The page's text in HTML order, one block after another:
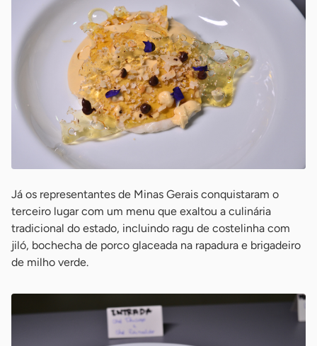
Já os representantes de Minas Gerais conquistaram o
terceiro lugar com um menu que exaltou a culinária
tradicional do estado, incluindo ragu de costelinha com
jiló, bochecha de porco glaceada na rapadura e brigadeiro
de milho verde.